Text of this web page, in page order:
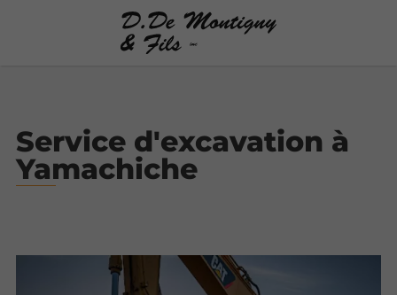
Service d'excavation à
Yamachiche